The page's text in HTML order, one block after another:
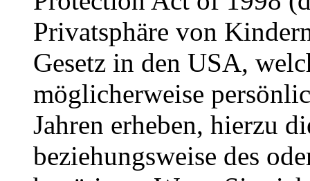
Privatsphäre von
Gesetz in den USA,
möglicherweise
Jahren erheben, hierzu
beziehungsweise des